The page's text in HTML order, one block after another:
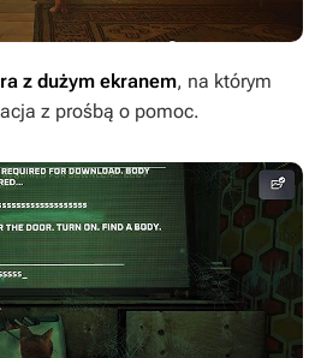
z dużym ekranem, na którym
z prośbą o pomoc.